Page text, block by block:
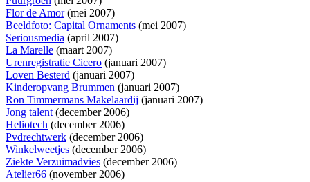
Flor de Amor(mei 2007)
Beeldfoto: Capital Ornaments (mei 2007)
Seriousmedia (april 2007)
La Marelle (maart 2007)
Urenregistratie Cicero (januari 2007)
Loven Besterd (januari 2007)
Kinderopvang Brummen (januari 2007)
Ron Timmermans Makelaardij (januari 2007)
Jong talent(december 2006)
Heliotech (december 2006)
Pvdrechtwerk (december 2006)
Winkelweetjes (december 2006)
Ziekte Verzuimadvies (december 2006)
Atelier66 (november 2006)